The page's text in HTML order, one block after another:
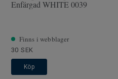
Enfärgad WHITE 0039
Finns i webblager
30 SEK
Köp